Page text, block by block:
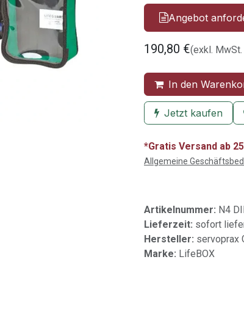
Angebot
190,80 €(exkl.
In den
Jetzt kaufen
*Gratis Versand ab
Allgemeine
Artikelnummer: N4
Lieferzeit: sofort
Hersteller: servoprax
Marke: LifeBOX